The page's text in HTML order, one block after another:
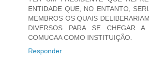
ENTIDADE QUE, NO ENTANTO,
MEMBROS OS QUAIS
DIVERSOS PARA SE CHEGAR
COMUCAA COMO INSTITUIÇÃO.
Responder